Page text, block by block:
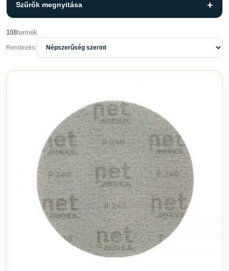
Szűrők megnyitása
Szűrők
KATEGÓRIA
Kiegészítők
Polírozás
Ragasztók és tömítők
Szerszámok
Tisztítószerek
Töltőanyagok
Tikal Marine Systems
108termék
Rendezés: